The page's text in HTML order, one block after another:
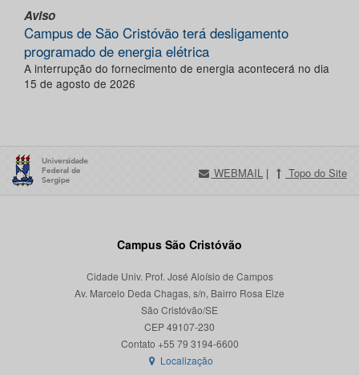
Aviso
Campus de São Cristóvão terá desligamento
programado de energia elétrica
A interrupção do fornecimento de energia acontecerá no dia
15 de agosto de 2026
WEBMAIL | Topo do Site
Campus São Cristóvão
Cidade Univ. Prof. José Aloísio de Campos
Av. Marcelo Deda Chagas, s/n, Bairro Rosa Elze
São Cristóvão/SE
CEP 49107-230
Localização